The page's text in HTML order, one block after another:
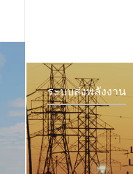
ระบบส่งพลังงาน